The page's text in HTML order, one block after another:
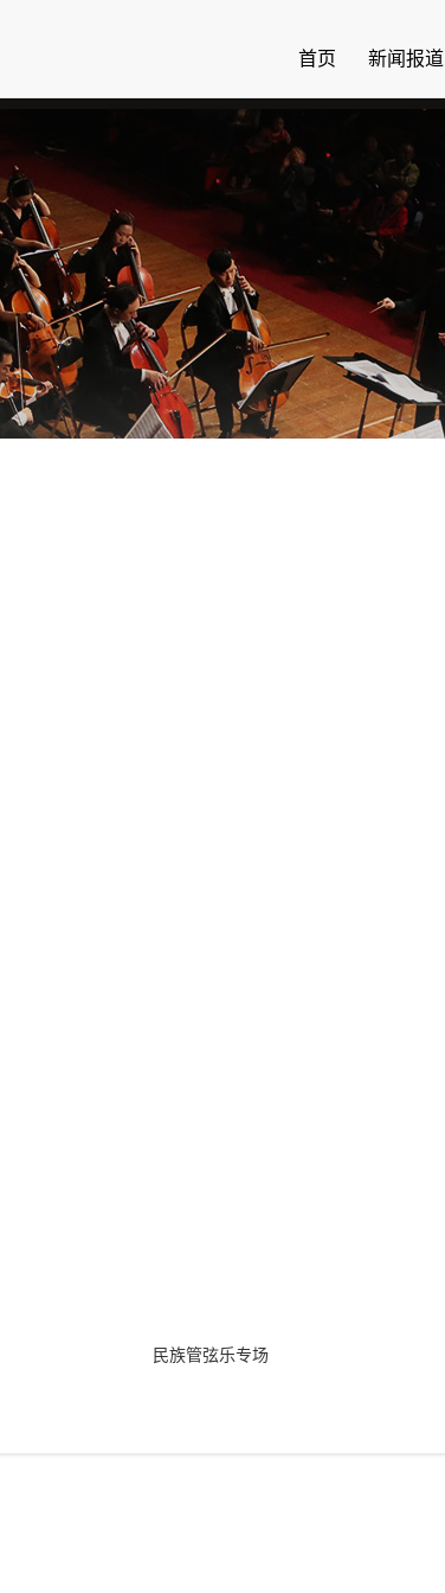
首页 新闻报道
民族管弦乐专场